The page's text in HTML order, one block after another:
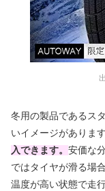
冬用の製品であるス
いイメージがあります
入できます。 安価な
ではタイヤが滑る場
温度が高い状態で走